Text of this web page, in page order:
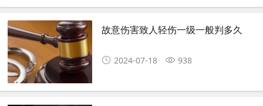
故意伤害致人轻伤一级一般判多久
2024-07-18 938